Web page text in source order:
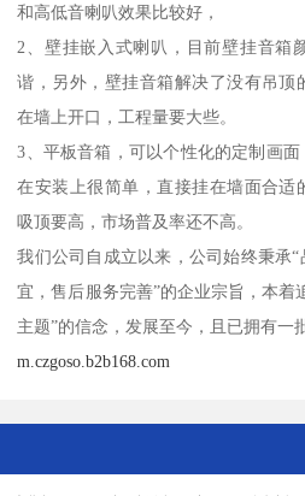
和高低音喇叭效果比较好，
2、壁挂嵌入式喇叭，目前壁挂音箱
谐，另外，壁挂音箱解决了没有吊顶
在墙上开口，工程量要大些。
3、平板音箱，可以个性化的定制画面
在安装上很简单，直接挂在墙面合适
吸顶要高，市场普及率还不高。
我们公司自成立以来，公司始终秉承
宜，售后服务完善”的企业宗旨，本着
主题”的信念，发展至今，且已拥有一
m.czgoso.b2b168.com